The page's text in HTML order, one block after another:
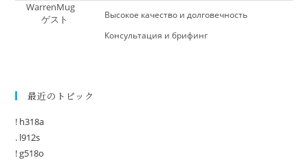
WarrenMug
ゲスト
Высокое качество и долговечность
Консультация и брифинг
最近のトピック
! h318a
. l912s
! g518o